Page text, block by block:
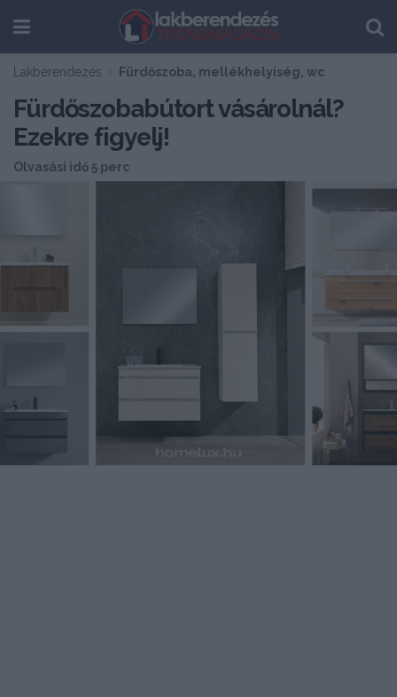
Lakberendezés Fürdőszoba, mellékhelyiség, wc
Fürdőszobabútort vásárolnál?
Ezekre figyelj!
Olvasási idő 5 perc